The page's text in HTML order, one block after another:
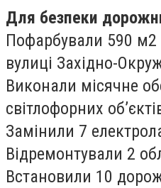
Для безпеки
Пофарбували 590 м2
вулиці Західно-
Виконали місячне
світлофорних
Замінили 7
Відремонтували 2
Встановили 10